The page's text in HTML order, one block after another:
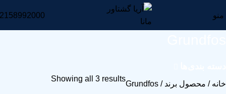
منو
خانه محصول برند Grundfos
Showing all 3 results